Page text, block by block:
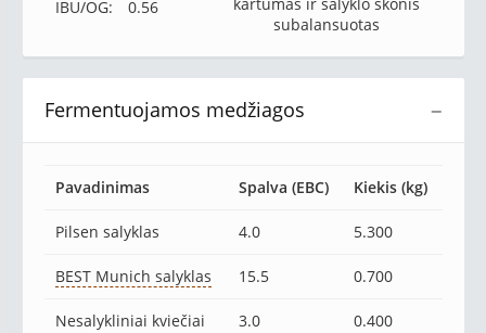
IBU/OG:
0.56
subalansuotas
−
Fermentuojamos medžiagos
Pavadinimas Spalva (EBC) Kiekis (kg)
Pilsen salyklas 4.0 5.300
BEST Munich salyklas 15.5 0.700
Nesalykliniai kviečiai 3.0 0.400